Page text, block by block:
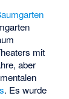
mit
aber
. Es wurde